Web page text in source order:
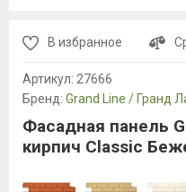
В избранное
Артикул: 27666
Бренд: Grand Line / Гранд
Фасадная панель
кирпич Classic